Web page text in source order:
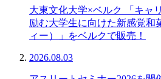
大東文化大学×ベルク 「キャ
励む大学生に向けた新感覚和
ィー）」をベルクで販売！
2026.08.03